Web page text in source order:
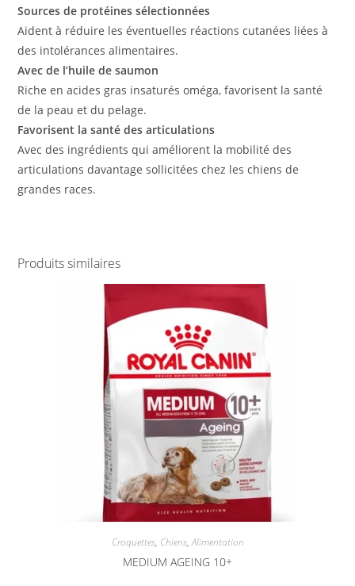
Sources de protéines sélectionnées
Aident à réduire les éventuelles réactions cutanées liées à
des intolérances alimentaires.
Avec de l’huile de saumon
Riche en acides gras insaturés oméga, favorisent la santé
de la peau et du pelage.
Favorisent la santé des articulations
Avec des ingrédients qui améliorent la mobilité des
articulations davantage sollicitées chez les chiens de
grandes races.
Produits similaires
Croquettes, Chiens,Alimentation
MEDIUM AGEING 10+